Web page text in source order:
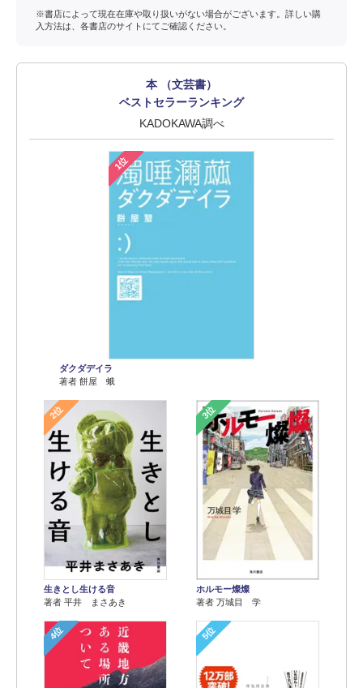
※書店によって現在在庫や取り扱いがない場合がございます。詳しい購
入方法は、各書店のサイトにてご確認ください。
本 （文芸書）
ベストセラーランキング
KADOKAWA調べ
1位
ダクダデイラ
著者 餅屋 蛾
2位
生きとし生ける音
著者 平井 まさあき
3位
ホルモー燦燦
著者 万城目 学
4位 5位